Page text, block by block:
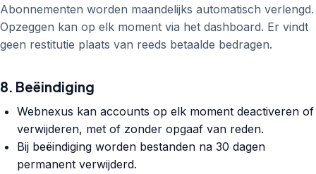
Abonnementen worden maandelijks automatisch verlengd.
Opzeggen kan op elk moment via het dashboard. Er vindt
geen restitutie plaats van reeds betaalde bedragen.
8. Beëindiging
Webnexus kan accounts op elk moment deactiveren of
verwijderen, met of zonder opgaaf van reden.
Bij beëindiging worden bestanden na 30 dagen
permanent verwijderd.